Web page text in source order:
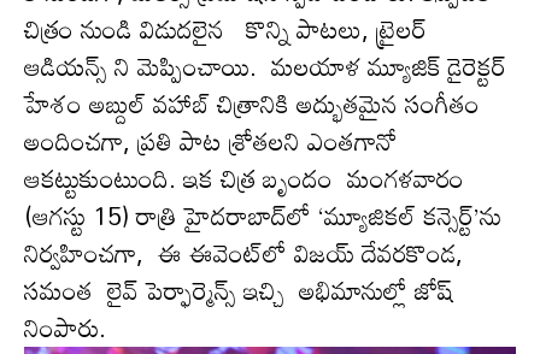
చిత్రం నుండి విడుద‌లైన కొన్ని పాటలు, ట్రైలర్
ఆడియన్స్ ని మెప్పించాయి. మలయాళ మ్యూజిక్ డైరెక్టర్
హేశం అబ్దుల్ వహాబ్ చిత్రానికి అద్భుత‌మైన సంగీతం
అందించ‌గా, ప్ర‌తి పాట శ్రోత‌ల‌ని ఎంత‌గానో
ఆక‌ట్టుకుంటుంది. ఇక చిత్ర బృందం మంగళవారం
(ఆగస్టు 15) రాత్రి హైదరాబాద్‌లో ‘మ్యూజికల్‌ కన్సెర్ట్‌’ను
నిర్వహించ‌గా, ఈ ఈవెంట్‌లో విజ‌య్ దేవ‌ర‌కొండ‌,
స‌మంత లైవ్ పెర్ఫార్మెన్స్ ఇచ్చి అభిమానుల్లో జోష్
నింపారు.